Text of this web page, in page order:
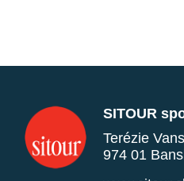
SITOUR
Terézie
974 01